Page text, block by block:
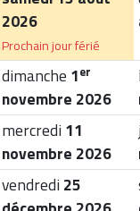
2026
Prochain jour férié
dimanche 1er
novembre 2026
mercredi 11
novembre 2026
vendredi 25